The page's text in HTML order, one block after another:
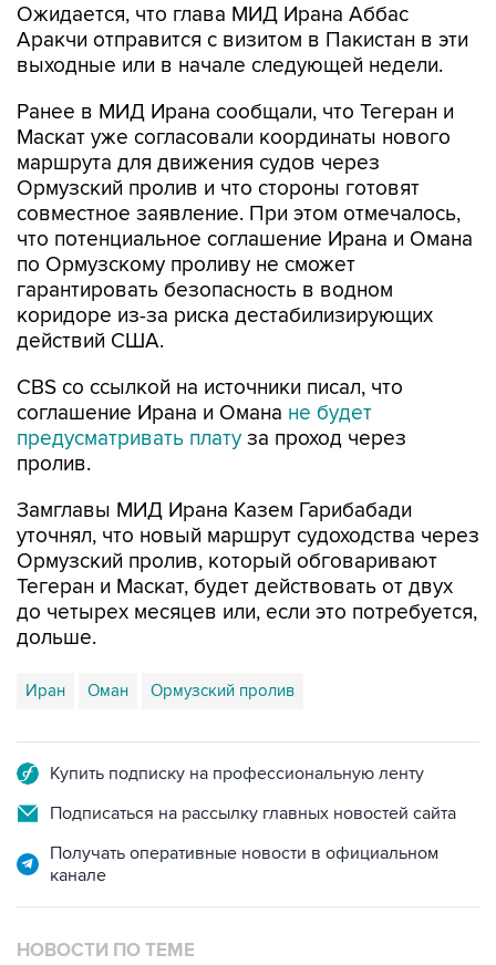
Ожидается, что глава МИД Ирана Аббас
Аракчи отправится с визитом в Пакистан в эти
выходные или в начале следующей недели.
Ранее в МИД Ирана сообщали, что Тегеран и
Маскат уже согласовали координаты нового
маршрута для движения судов через
Ормузский пролив и что стороны готовят
совместное заявление. При этом отмечалось,
что потенциальное соглашение Ирана и Омана
по Ормузскому проливу не сможет
гарантировать безопасность в водном
коридоре из-за риска дестабилизирующих
действий США.
CBS со ссылкой на источники писал, что
соглашение Ирана и Омана не будет
предусматривать плату за проход через
пролив.
Замглавы МИД Ирана Казем Гарибабади
уточнял, что новый маршрут судоходства через
Ормузский пролив, который обговаривают
Тегеран и Маскат, будет действовать от двух
до четырех месяцев или, если это потребуется,
дольше.
Иран Оман Ормузский пролив
Купить подписку на профессиональную ленту
Подписаться на рассылку главных новостей сайта
Получать оперативные новости в официальном
канале
НОВОСТИ ПО ТЕМЕ